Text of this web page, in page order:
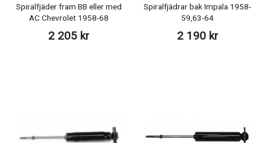
Spiralfjäder fram BB eller med
AC Chevrolet 1958-68
2 205 kr
Spiralfjädrar bak Impala 1958-
59,63-64
2 190 kr